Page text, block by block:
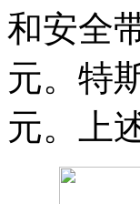
和安全
元。特
元。上